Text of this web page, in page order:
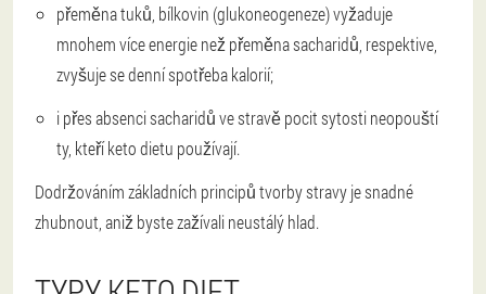
přeměna tuků, bílkovin (glukoneogeneze) vyžaduje
mnohem více energie než přeměna sacharidů, respektive,
zvyšuje se denní spotřeba kalorií;
i přes absenci sacharidů ve stravě pocit sytosti neopouští
ty, kteří keto dietu používají.
Dodržováním základních principů tvorby stravy je snadné
zhubnout, aniž byste zažívali neustálý hlad.